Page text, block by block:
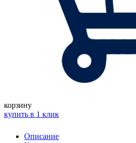
корзину
купить в 1 клик
Описание